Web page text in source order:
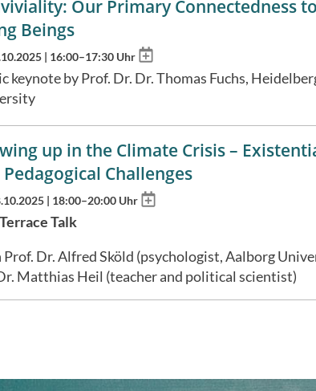
Our Primary Connectedness to
Beings
| 16:00–17:30 Uhr Add
to
calendar
keynote by Prof. Dr. Dr. Thomas Fuchs,
up in the Climate Crisis –
Challenges
| 18:00–20:00 Uhr Add
Talk
Dr. Alfred Sköld (psychologist, Aalborg
Matthias Heil (teacher and political scientist)